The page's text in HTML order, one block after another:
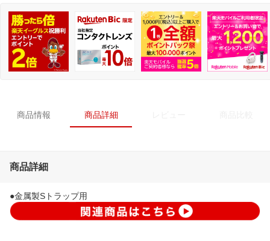
商品情報 商品詳細
商品詳細
●金属製Sトラップ用